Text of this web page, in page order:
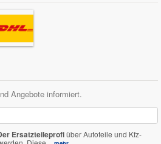
Angebote informiert.
Ersatzteileprofiüber Autoteile und Kfz-